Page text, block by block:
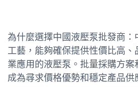
為什麼選擇中國液壓泵批發商：
工藝，能夠確保提供性價比高
業應用的液壓泵。批量採購方
成為尋求價格優勢和穩定產品供